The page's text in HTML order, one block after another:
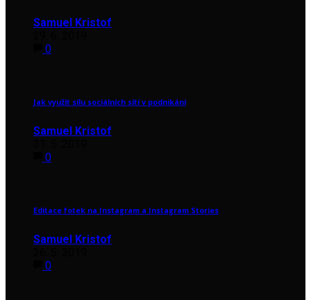
Samuel Kristof
0
Jak využít sílu sociálních sítí v podnikání
Samuel Kristof
0
Editace fotek na Instagram a Instagram Stories
Samuel Kristof
0